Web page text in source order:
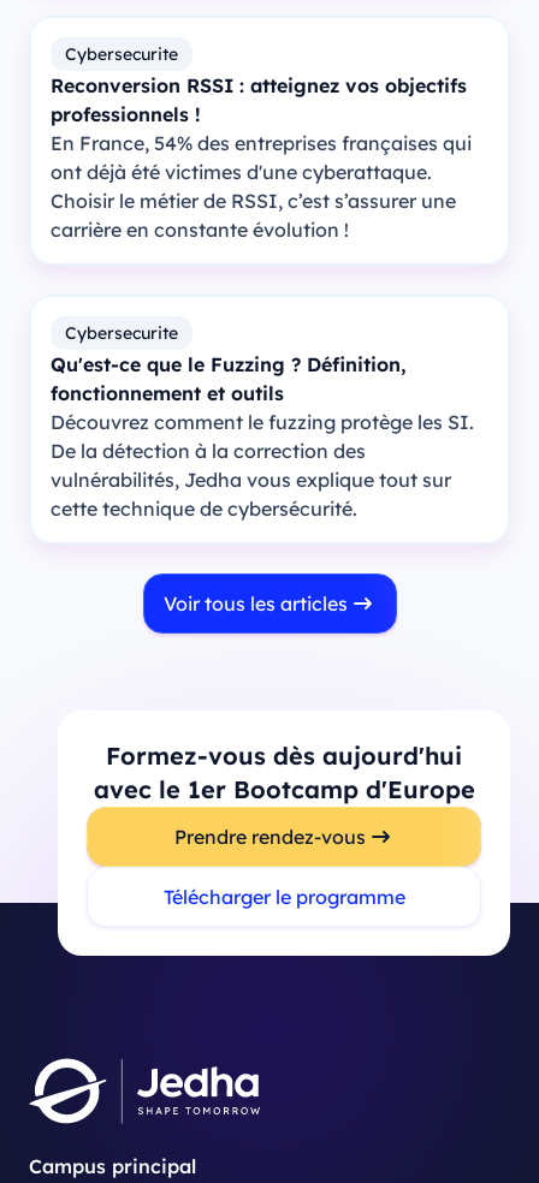
Cybersecurite
Reconversion RSSI : atteignez vos objectifs
professionnels !
En France, 54% des entreprises françaises qui
ont déjà été victimes d'une cyberattaque.
Choisir le métier de RSSI, c’est s’assurer une
carrière en constante évolution !
Cybersecurite
Qu'est-ce que le Fuzzing ? Définition,
fonctionnement et outils
Découvrez comment le fuzzing protège les SI.
De la détection à la correction des
vulnérabilités, Jedha vous explique tout sur
cette technique de cybersécurité.
Voir tous les articles
Formez-vous dès aujourd'hui
avec le 1er Bootcamp d'Europe
Prendre rendez-vous
Télécharger le programme
Campus principal